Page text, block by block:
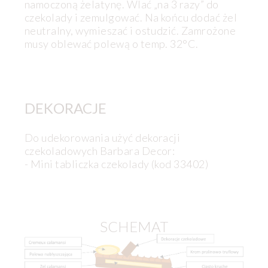
namoczoną żelatynę. Wlać „na 3 razy” do
czekolady i zemulgować. Na końcu dodać żel
neutralny, wymieszać i ostudzić. Zamrożone
musy oblewać polewą o temp. 32°C.
DEKORACJE
Do udekorowania użyć dekoracji
czekoladowych Barbara Decor:
- Mini tabliczka czekolady (kod 33402)
SCHEMAT